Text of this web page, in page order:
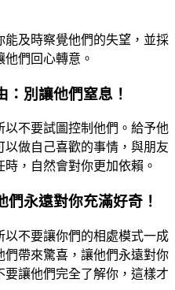
及時察覺他們的失望，並採
們回心轉意。
別讓他們窒息！
不要試圖控制他們。給予他
做自己喜歡的事情，與朋友
，自然會對你更加依賴。
永遠對你充滿好奇！
不要讓你們的相處模式一成
帶來驚喜，讓他們永遠對你
讓他們完全了解你，這樣才